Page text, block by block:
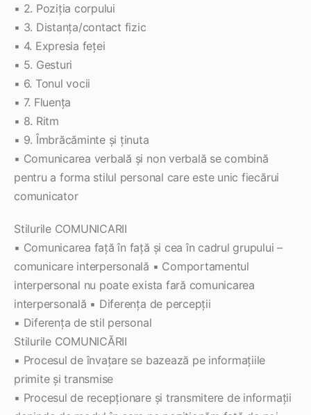
▪ 2. Poziţia corpului
▪ 3. Distanţa/contact fizic
▪ 4. Expresia feţei
▪ 5. Gesturi
▪ 6. Tonul vocii
▪ 7. Fluenţa
▪ 8. Ritm
▪ 9. Îmbrăcăminte şi ţinuta
▪ Comunicarea verbală şi non verbală se combină
pentru a forma stilul personal care este unic fiecărui
comunicator
Stilurile COMUNICARII
▪ Comunicarea faţă în faţă şi cea în cadrul grupului –
comunicare interpersonală ▪ Comportamentul
interpersonal nu poate exista fară comunicarea
interpersonală ▪ Diferenţa de percepţii
▪ Diferenţa de stil personal
Stilurile COMUNICĂRII
▪ Procesul de învaţare se bazează pe informaţiile
primite şi transmise
▪ Procesul de recepţionare şi transmitere de informaţii